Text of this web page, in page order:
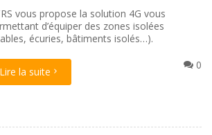
vous propose la solution 4G vous
d’équiper des zones isolées
écuries, bâtiments isolés…).
0
Lire la suite